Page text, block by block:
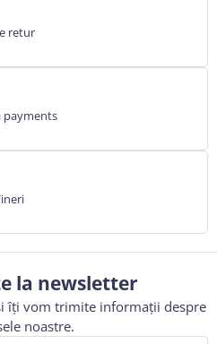
retur
payments
la newsletter
îți vom trimite informații despre
noastre.